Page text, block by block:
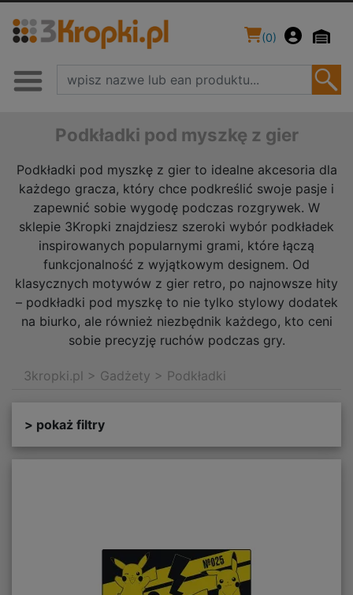
(0)
Podkładki pod myszkę z gier
Podkładki pod myszkę z gier to idealne akcesoria dla
każdego gracza, który chce podkreślić swoje pasje i
zapewnić sobie wygodę podczas rozgrywek. W
sklepie 3Kropki znajdziesz szeroki wybór podkładek
inspirowanych popularnymi grami, które łączą
funkcjonalność z wyjątkowym designem. Od
klasycznych motywów z gier retro, po najnowsze hity
– podkładki pod myszkę to nie tylko stylowy dodatek
na biurko, ale również niezbędnik każdego, kto ceni
sobie precyzję ruchów podczas gry.
3kropki.pl > Gadżety > Podkładki
> pokaż filtry